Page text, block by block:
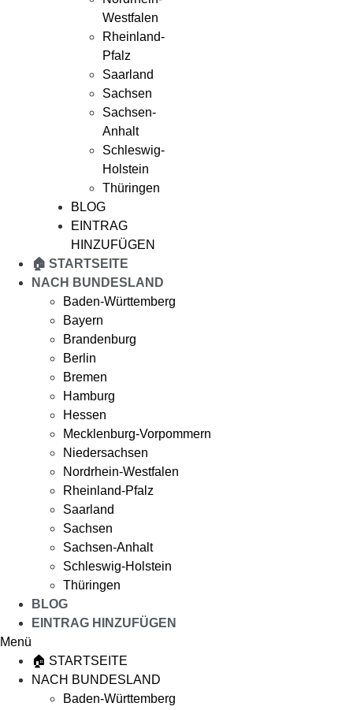
Westfalen
Rheinland-
Pfalz
Saarland
Sachsen
Sachsen-
Anhalt
Schleswig-
Holstein
Thüringen
BLOG
EINTRAG
HINZUFÜGEN
🏠 STARTSEITE
NACH BUNDESLAND
Baden-Württemberg
Bayern
Brandenburg
Berlin
Bremen
Hamburg
Hessen
Mecklenburg-Vorpommern
Niedersachsen
Nordrhein-Westfalen
Rheinland-Pfalz
Saarland
Sachsen
Sachsen-Anhalt
Schleswig-Holstein
Thüringen
BLOG
EINTRAG HINZUFÜGEN
Menü
🏠 STARTSEITE
NACH BUNDESLAND
Baden-Württemberg